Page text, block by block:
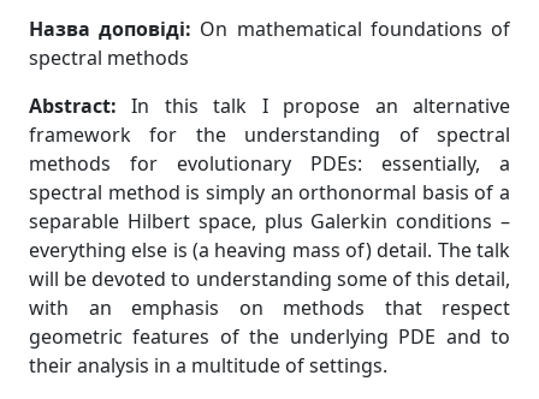
Назва доповіді: On mathematical foundations of
spectral methods
Abstract: In this talk I propose an alternative
framework for the understanding of spectral
methods for evolutionary PDEs: essentially, a
spectral method is simply an orthonormal basis of a
separable Hilbert space, plus Galerkin conditions –
everything else is (a heaving mass of) detail. The talk
will be devoted to understanding some of this detail,
with an emphasis on methods that respect
geometric features of the underlying PDE and to
their analysis in a multitude of settings.